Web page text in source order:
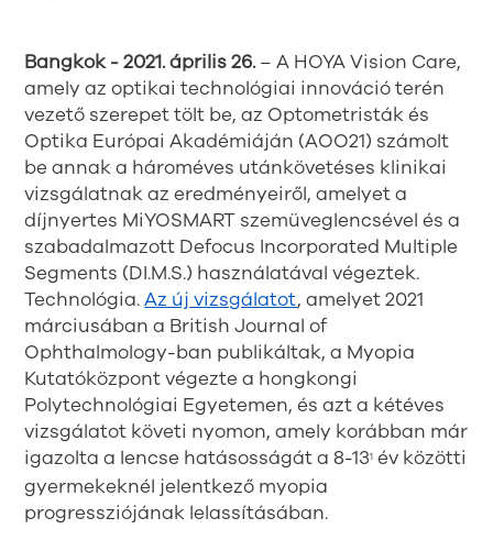
Bangkok - 2021. április 26.– A HOYA Vision Care,
amely az optikai technológiai innováció terén
vezető szerepet tölt be, az Optometristák és
Optika Európai Akadémiáján (AOO21) számolt
be annak a hároméves utánkövetéses klinikai
vizsgálatnak az eredményeiről, amelyet a
díjnyertes MiYOSMART szemüveglencsével és a
szabadalmazott Defocus Incorporated Multiple
Segments (DI.M.S.) használatával végeztek.
Technológia.Az új vizsgálatot, amelyet 2021
márciusában a British Journal of
Ophthalmology-ban publikáltak, a Myopia
Kutatóközpont végezte a hongkongi
Polytechnológiai Egyetemen, és azt a kétéves
vizsgálatot követi nyomon, amely korábban már
igazolta a lencse hatásosságát a 8-131 év közötti
gyermekeknél jelentkező myopia
progressziójának lelassításában.